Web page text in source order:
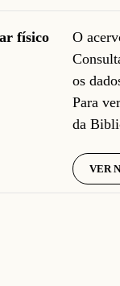
físico
O
os
Para
da
VER